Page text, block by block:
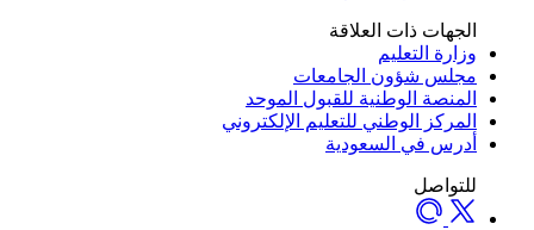
الجهات ذات العلاقة
وزارة التعليم
مجلس شؤون الجامعات
المنصة الوطنية للقبول الموحد
المركز الوطني للتعليم الإلكتروني
أدرس في السعودية
للتواصل